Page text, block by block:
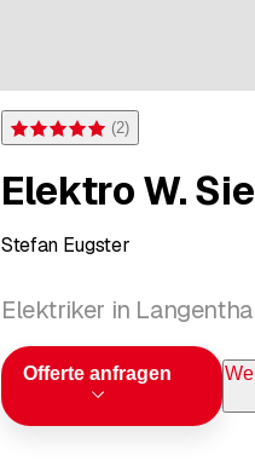
Bewertung 5 von 5 Sternen bei 2
(2)
Elektro W.
Stefan Eugster
Elektriker in
Offerte anfragen